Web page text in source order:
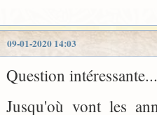
09-01-2020 14:03
Question intéressante...
Jusqu'où vont les